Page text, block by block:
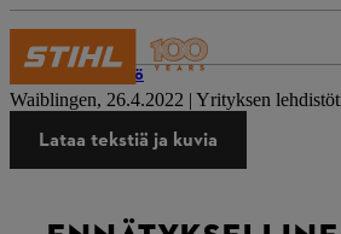
Lehdistö
Waiblingen, 26.4.2022 | Yrityksen
Lataa tekstiä ja kuvia